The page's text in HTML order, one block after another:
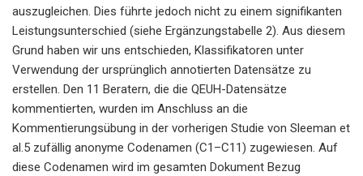
auszugleichen. Dies führte jedoch nicht zu einem signifikanten
Leistungsunterschied (siehe Ergänzungstabelle 2). Aus diesem
Grund haben wir uns entschieden, Klassifikatoren unter
Verwendung der ursprünglich annotierten Datensätze zu
erstellen. Den 11 Beratern, die die QEUH-Datensätze
kommentierten, wurden im Anschluss an die
Kommentierungsübung in der vorherigen Studie von Sleeman et
al.5 zufällig anonyme Codenamen (C1–C11) zugewiesen. Auf
diese Codenamen wird im gesamten Dokument Bezug